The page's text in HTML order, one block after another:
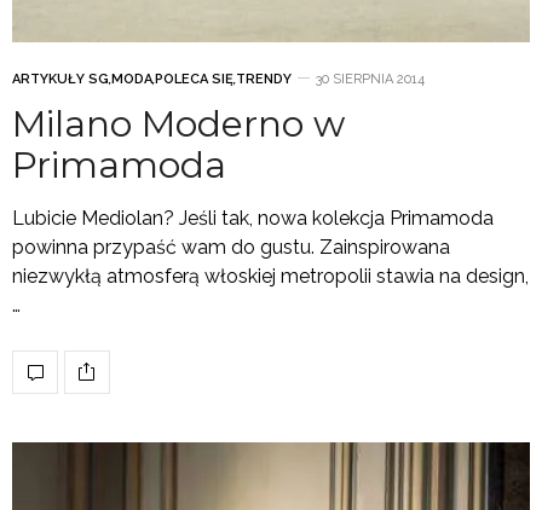
ARTYKUŁY SG,MODA,POLECA SIĘ,TRENDY 30 SIERPNIA 2014
Milano Moderno w
Primamoda
Lubicie Mediolan? Jeśli tak, nowa kolekcja Primamoda
powinna przypaść wam do gustu. Zainspirowana
niezwykłą atmosferą włoskiej metropolii stawia na design,
…